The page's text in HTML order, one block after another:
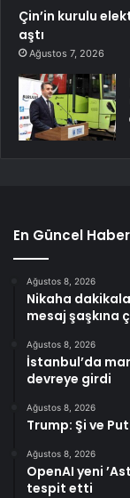
Çin’in kurulu
aştı
Ağustos 7, 2026
En Güncel
Ağustos 8, 2026
Nikaha
mesaj şaşkına
Ağustos 8, 2026
İstanbul’da
devreye girdi
Ağustos 8, 2026
Trump: Şi ve
Ağustos 8, 2026
OpenAI yeni
tespit etti